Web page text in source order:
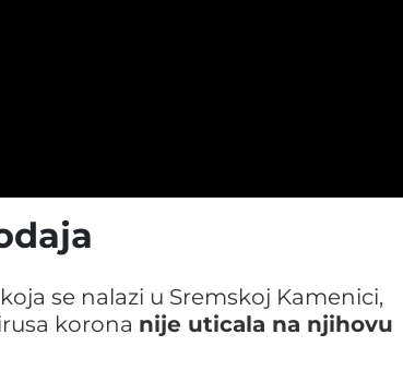
se nalazi u Sremskoj Kamenici,
korona nije uticala na njihovu